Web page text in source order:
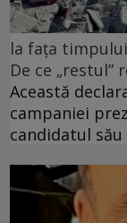
la fața timpului
De ce „restul”
Această
campaniei
candidatul